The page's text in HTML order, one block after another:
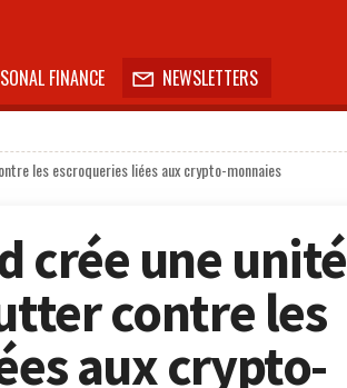
FINANCE  NEWSLETTERS
les escroqueries liées aux crypto-monnaies
crée une unité
contre les
aux crypto-